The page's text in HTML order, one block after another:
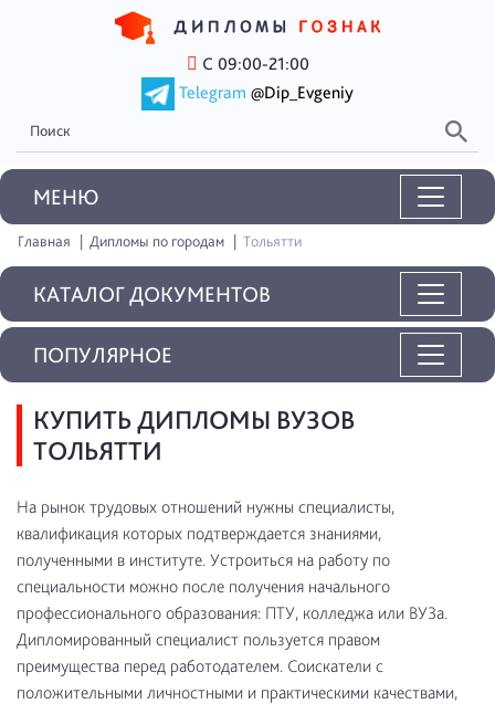
С 09:00-21:00
Telegram @Dip_Evgeniy
MEНЮ
Главная Дипломы по городам Тольятти
КАТАЛОГ ДОКУМЕНТОВ
КУПИТЬ ДИПЛОМЫ ВУЗОВ
ТОЛЬЯТТИ
На рынок трудовых отношений нужны специалисты,
квалификация которых подтверждается знаниями,
полученными в институте. Устроиться на работу по
специальности можно после получения начального
профессионального образования: ПТУ, колледжа или ВУЗа.
Дипломированный специалист пользуется правом
преимущества перед работодателем. Соискатели с
положительными личностными и практическими качествами,
ПОПУЛЯРНОЕ